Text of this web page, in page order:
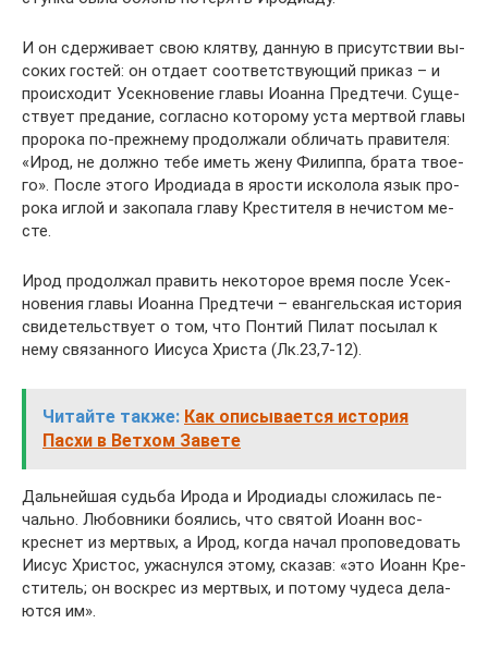
И он сдер­жи­ва­ет свою клят­ву, дан­ную в при­сут­ствии вы­
со­ких го­стей: он от­да­ет со­от­вет­ству­ю­щий при­каз – и
про­ис­хо­дит Усек­но­ве­ние гла­вы Иоан­на Пред­те­чи. Су­ще­
ству­ет пре­да­ние, со­глас­но ко­то­ро­му уста мерт­вой гла­вы
про­ро­ка по-преж­не­му про­дол­жа­ли об­ли­чать пра­ви­те­ля:
«Ирод, не долж­но те­бе иметь же­ну Филип­па, бра­та тво­е­
го». По­сле это­го Иродиада в яро­сти ис­ко­ло­ла язык про­
ро­ка иг­лой и за­ко­па­ла гла­ву Кре­сти­те­ля в нечи­стом ме­
сте.
Ирод про­дол­жал пра­вить неко­то­рое вре­мя по­сле Усек­
но­ве­ния гла­вы Иоан­на Пред­те­чи – еван­гель­ская ис­то­рия
сви­де­тель­ству­ет о том, что Пон­тий Пи­лат по­сы­лал к
нему свя­зан­но­го Иису­са Хри­ста (Лк.23,7-12).
Читайте также: Как описывается история
Пасхи в Ветхом Завете
Даль­ней­шая судь­ба Иро­да и Иро­ди­а­ды сло­жи­лась пе­
чаль­но. Лю­бов­ни­ки бо­я­лись, что свя­той Иоанн вос­
креснет из мерт­вых, а Ирод, ко­гда на­чал про­по­ве­до­вать
Иисус Хри­стос, ужас­нул­ся это­му, ска­зав: «это Иоанн Кре­
сти­тель; он вос­крес из мерт­вых, и по­то­му чу­де­са де­ла­
ют­ся им».